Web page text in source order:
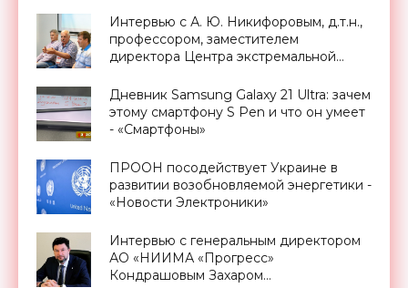
Интервью с А. Ю. Никифоровым, д.т.н.,
профессором, заместителем
директора Центра экстремальной
МИФИ - «Смартфоны»
Дневник Samsung Galaxy 21 Ultra: зачем
этому смартфону S Pen и что он умеет
- «Смартфоны»
ПРООН посодействует Украине в
развитии возобновляемой энергетики -
«Новости Электроники»
Интервью с генеральным директором
АО «НИИМА «Прогресс»
Кондрашовым Захаром